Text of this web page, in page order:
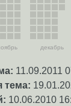
декабрь
11.09.2011
тема:
10.06.2010